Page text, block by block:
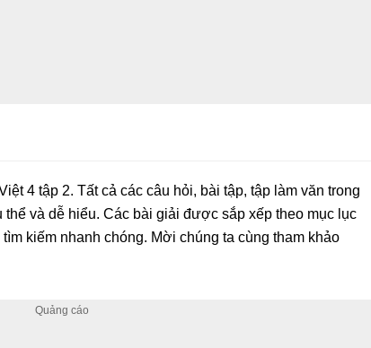
4 tập 2. Tất cả các câu hỏi, bài tập, tập làm văn trong
và dễ hiểu. Các bài giải được sắp xếp theo mục lục
kiếm nhanh chóng. Mời chúng ta cùng tham khảo